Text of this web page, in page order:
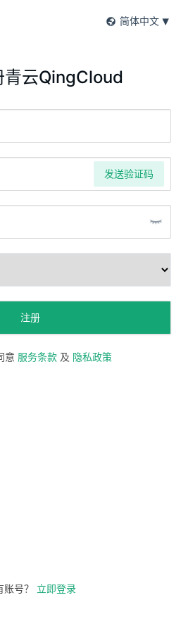
简体中文
青云QingCloud
发送验证码
注册
意 服务条款 及 隐私政策
账号？ 立即登录